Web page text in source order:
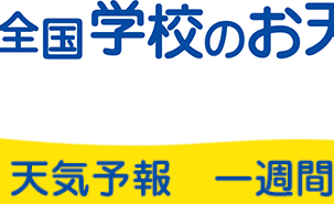
頑張れ！学校のお天気